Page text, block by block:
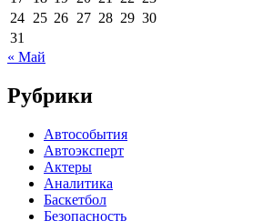
24 25 26 27 28 29 30
31
« Май
Рубрики
Автособытия
Автоэксперт
Актеры
Аналитика
Баскетбол
Безопасность